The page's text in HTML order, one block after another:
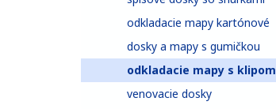
odkladacie mapy kartónové
dosky a mapy s gumičkou
odkladacie mapy s klipom
venovacie dosky